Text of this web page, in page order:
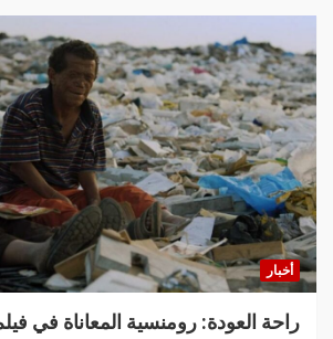
أخبار
راحة العودة: رومنسية المعاناة في